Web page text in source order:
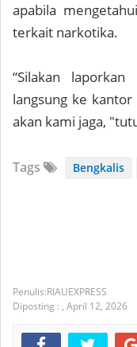
apabila
terkait narkotika.
“Silakan
langsung ke
akan kami jaga,
Tags Bengkalis
RIAUEXPRESS
Diposting : , April 12, 2026